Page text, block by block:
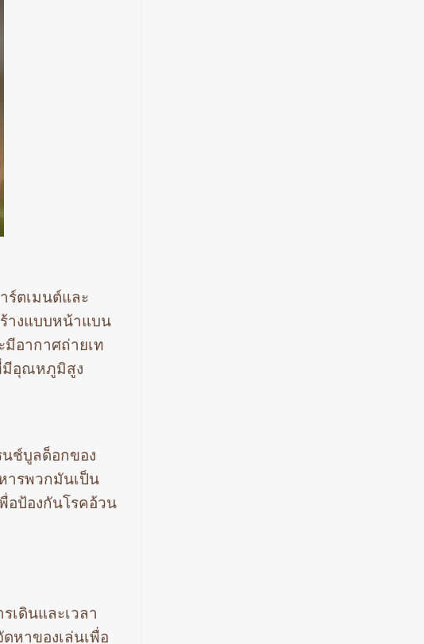
ร์ตเมนต์และ
างแบบหน้าแบน
อากาศถ่ายเท
มีอุณหภูมิสูง
ช์บูลด็อกของ
ารพวกมันเป็น
อป้องกันโรคอ้วน
เดินและเวลา
หาของเล่นเพื่อ